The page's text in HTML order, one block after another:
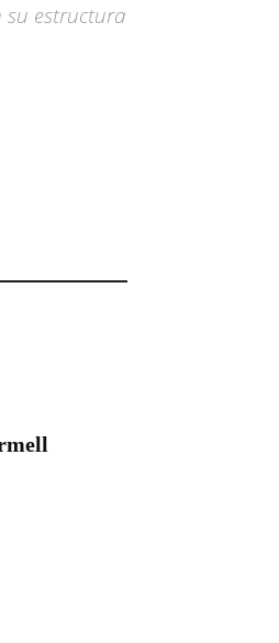
su estructura